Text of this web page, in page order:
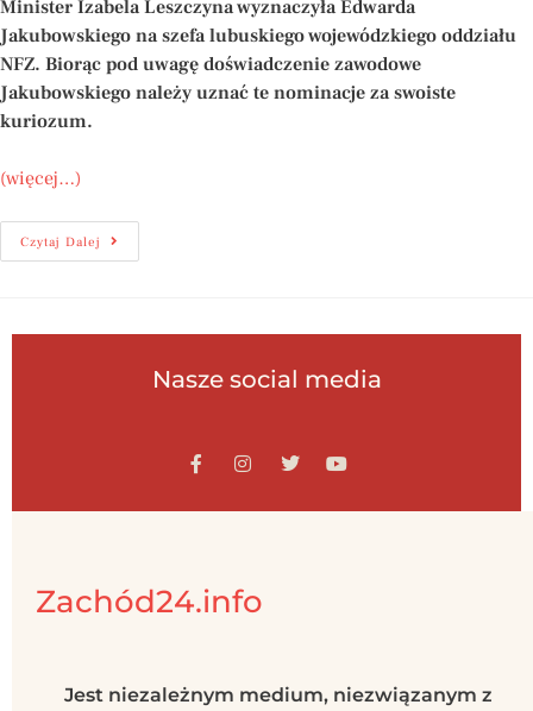
Minister Izabela Leszczyna wyznaczyła Edwarda
Jakubowskiego na szefa lubuskiego wojewódzkiego oddziału
NFZ. Biorąc pod uwagę doświadczenie zawodowe
Jakubowskiego należy uznać te nominacje za swoiste
kuriozum.
(więcej…)
Czytaj Dalej
Nasze social media
Zachód24.info
Jest niezależnym medium, niezwiązanym z